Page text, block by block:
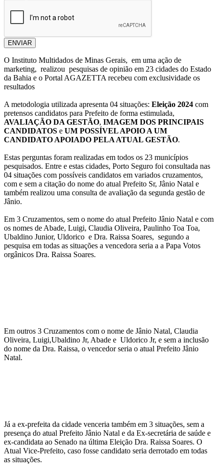
ENVIAR
O Instituto Multidados de Minas Gerais, em uma ação de
marketing, realizou pesquisas de opinião em 23 cidades do Estado
da Bahia e o Portal AGAZETTA recebeu com exclusividade os
resultados
A metodologia utilizada apresenta 04 situações: Eleição 2024 com
pretensos candidatos para Prefeito de forma estimulada,
AVALIAÇÃO DA GESTÃO, IMAGEM DOS PRINCIPAIS
CANDIDATOS e UM POSSÍVEL APOIO A UM
CANDIDATO APOIADO PELA ATUAL GESTÃO.
Estas perguntas foram realizadas em todos os 23 municípios
pesquisados. Entre e estas cidades, Porto Seguro foi consultada nas
04 situações com possíveis candidatos em variados cruzamentos,
com e sem a citação do nome do atual Prefeito Sr, Jânio Natal e
também realizou uma consulta de avaliação da segunda gestão de
Jânio.
Em 3 Cruzamentos, sem o nome do atual Prefeito Jânio Natal e com
os nomes de Abade, Luigi, Claudia Oliveira, Paulinho Toa Toa,
Ubaldino Junior, Uldorico e Dra. Raissa Soares, segundo a
pesquisa em todas as situações a vencedora seria a a Papa Votos
orgânicos Dra. Raissa Soares.
Em outros 3 Cruzamentos com o nome de Jânio Natal, Claudia
Oliveira, Luigi,Ubaldino Jr, Abade e Uldorico Jr, e sem a inclusão
do nome da Dra. Raissa, o vencedor seria o atual Prefeito Jânio
Natal.
Já a ex-prefeita da cidade venceria também em 3 situações, sem a
presença do atual Prefeito Jânio Natal e da Ex-secretária de saúde e
ex-candidata ao Senado na última Eleição Dra. Raissa Soares. O
Atual Vice-Prefeito, caso fosse candidato seria derrotado em todas
as situações.